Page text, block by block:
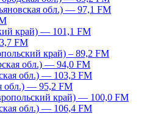
обл.) — 97,1 FM
край) — 101,1 FM
FM
край) – 89,2 FM
обл.) — 94,0 FM
обл.) — 103,3 FM
обл.) — 95,2 FM
край) — 100,0 FM
обл.) — 106,4 FM